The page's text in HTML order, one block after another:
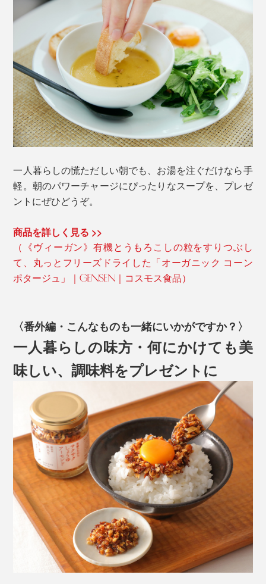
一人暮らしの慌ただしい朝でも、お湯を注ぐだけなら手
軽。朝のパワーチャージにぴったりなスープを、プレゼ
ントにぜひどうぞ。
商品を詳しく見る >>
（《ヴィーガン》有機とうもろこしの粒をすりつぶし
て、丸っとフリーズドライした「オーガニック コーン
ポタージュ」｜GENSEN｜コスモス食品）
〈番外編・こんなものも一緒にいかがですか？〉
一人暮らしの味方・何にかけても美
味しい、調味料をプレゼントに